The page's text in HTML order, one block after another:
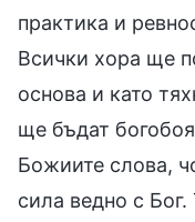
практика и
Всички хора ще
основа и като
ще бъдат
Божиите слова,
сила ведно с